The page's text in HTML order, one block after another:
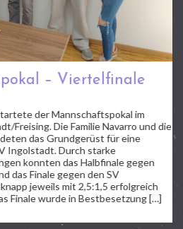
– Viertelfinale
der Mannschaftspokal im
Die Familie Navarro und die
das Grundgerüst für eine
Durch starke
konnten das Halbfinale gegen
Finale gegen den SV
jeweils mit 2,5:1,5 erfolgreich
wurde in Bestbesetzung […]